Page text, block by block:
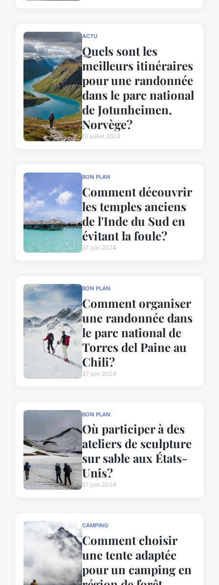
ACTU
Quels sont les
meilleurs itinéraires
pour une randonnée
dans le parc national
de Jotunheimen,
Norvège?
10 juillet 2024
BON PLAN
Comment découvrir
les temples anciens
de l'Inde du Sud en
évitant la foule?
27 juin 2024
BON PLAN
Comment organiser
une randonnée dans
le parc national de
Torres del Paine au
Chili?
27 juin 2024
BON PLAN
Où participer à des
ateliers de sculpture
sur sable aux États-
Unis?
27 juin 2024
CAMPING
Comment choisir
une tente adaptée
pour un camping en